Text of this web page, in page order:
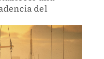
del